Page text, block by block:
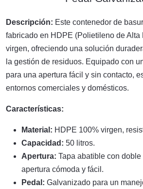
Descripción: Este contenedor de
fabricado en HDPE (Polietileno de Alta
virgen, ofreciendo una solución
la gestión de residuos. Equipado con
para una apertura fácil y sin contacto,
entornos comerciales y domésticos.
Características:
Material: HDPE 100% virgen,
Capacidad: 50 litros.
Apertura: Tapa abatible con doble
apertura cómoda y fácil.
Pedal: Galvanizado para un